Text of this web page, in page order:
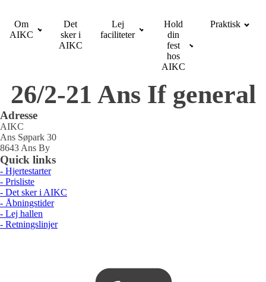
Om
AIKC
Det
sker i
AIKC
Lej
faciliteter
Hold
din
fest
hos
AIKC
Praktisk
26/2-21 Ans If general
Adresse
AIKC
Ans Søpark 30
8643 Ans By
Quick links
- Hjertestarter
- Prisliste
- Det sker i AIKC
- Åbningstider
- Lej hallen
- Retningslinjer